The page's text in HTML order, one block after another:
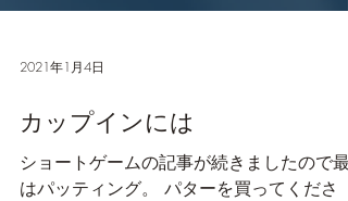
2021年1月4日
カップインには